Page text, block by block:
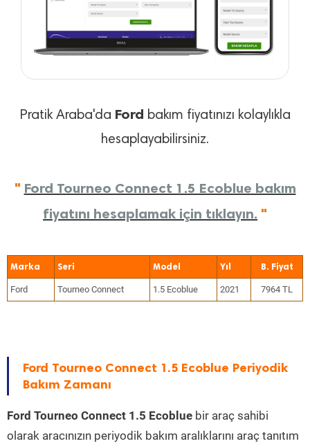
Pratik Araba'da Ford bakım fiyatınızı kolaylıkla
hesaplayabilirsiniz.
" Ford Tourneo Connect 1.5 Ecoblue bakım
fiyatını hesaplamak için tıklayın. "
Marka Seri Model Yıl
Ford Tourneo Connect 1.5 Ecoblue 2021 7964 TL
Ford Tourneo Connect 1.5 Ecoblue Periyodik
Bakım Zamanı
Ford Tourneo Connect 1.5 Ecoblue bir araç sahibi
olarak aracınızın periyodik bakım aralıklarını araç tanıtım